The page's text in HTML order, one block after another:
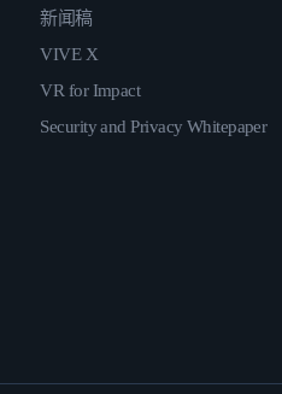
新闻稿
VIVE X
VR for Impact
Security and Privacy Whitepaper